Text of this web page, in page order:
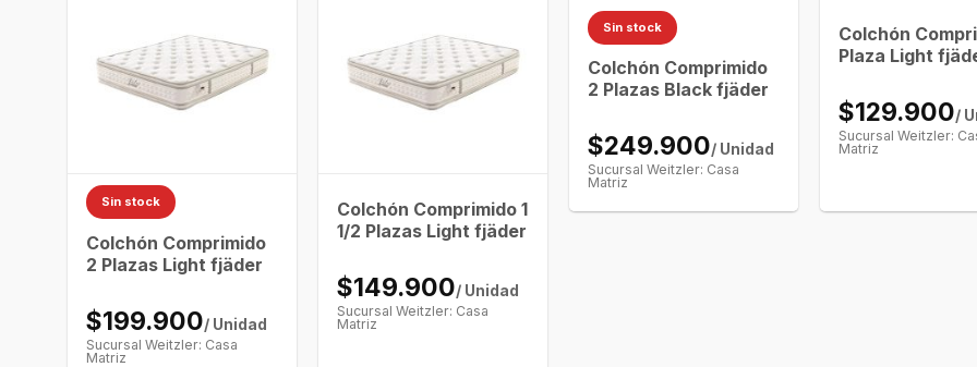
Sin stock
Colchón Comprimido
2 Plazas Light fjäder
$199.900/ Unidad
Sucursal Weitzler: Casa
Matriz
Colchón Comprimido 1
1/2 Plazas Light fjäder
$149.900/ Unidad
Sucursal Weitzler: Casa
Matriz
Sin stock
Colchón Comprimido
2 Plazas Black fjäder
$249.900/ Unidad
Sucursal Weitzler: Casa
Matriz
Colchón
Plaza Light
$129.900/
Sucursal Weitzler:
Matriz